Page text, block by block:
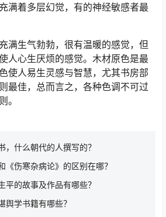
满着多层幻觉，有的神经敏感者最
满生气勃勃，很有温暖的感觉，但
人心生厌烦的感觉。木材原色是最
使人易生灵感与智慧，尤其书房部
最佳，总而言之，各种色调不可过
。
，什么朝代的人撰写的？
《伤寒杂病论》的区别在哪？
平的故事及作品有哪些？
舆学书籍有哪些？